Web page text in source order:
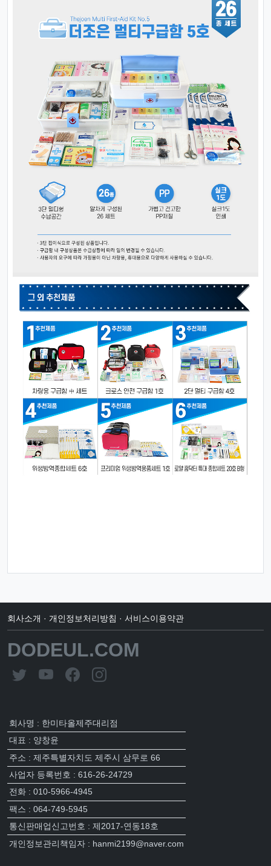
회사소개 · 개인정보처리방침 · 서비스이용약관
DODEUL.COM
회사명 : 한미타올제주대리점
대표 : 양창윤
주소 : 제주특별자치도 제주시 삼무로 66
사업자 등록번호 : 616-26-24729
전화 : 010-5966-4945
팩스 : 064-749-5945
통신판매업신고번호 : 제2017-연동18호
개인정보관리책임자 : hanmi2199@naver.com